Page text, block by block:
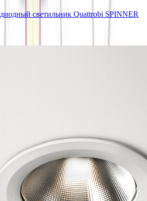
светильник Quattrobi SPINNER